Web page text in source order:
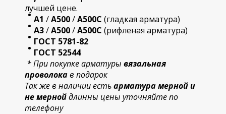
лучшей цене.
А1 /А500/А500С (гладкая арматура)
А3/А500/А500С (рифленая арматура)
ГОСТ 5781-82
ГОСТ 52544
* При покупке арматуры вязальная
проволокав подарок
Так же в наличии естьарматура мерной и
не мернойдлинны цены уточняйте по
телефону